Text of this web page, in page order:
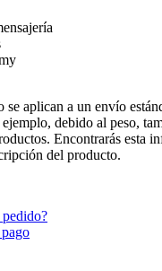
se aplican a un envío
debido al peso,
Encontrarás esta
del producto.